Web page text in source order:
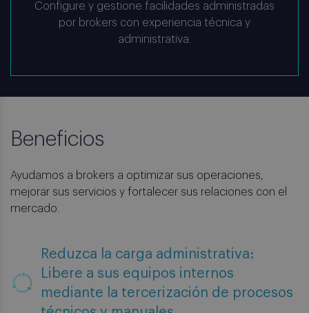
Configure y gestione facilidades administradas
por brokers con experiencia técnica y
administrativa.
Beneficios
Ayudamos a brokers a optimizar sus operaciones,
mejorar sus servicios y fortalecer sus relaciones con el
mercado.
Reduzca la carga administrativa:
Libere a sus equipos internos
mediante la tercerización de procesos